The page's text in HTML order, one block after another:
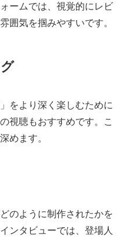
ームでは、視覚的にレビ
囲気を掴みやすいです。
をより深く楽しむために
視聴もおすすめです。こ
めます。
のように制作されたかを
ンタビューでは、登場人